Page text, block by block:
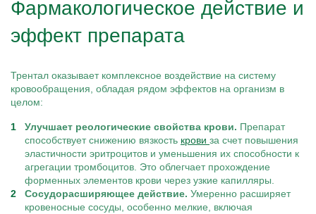
Фармакологическое действие и
эффект препарата
Трентал оказывает комплексное воздействие на систему
кровообращения, обладая рядом эффектов на организм в
целом:
Улучшает реологические свойства крови. Препарат
способствует снижению вязкость крови за счет повышения
эластичности эритроцитов и уменьшения их способности к
агрегации тромбоцитов. Это облегчает прохождение
форменных элементов крови через узкие капилляры.
Сосудорасширяющее действие. Умеренно расширяет
кровеносные сосуды, особенно мелкие, включая